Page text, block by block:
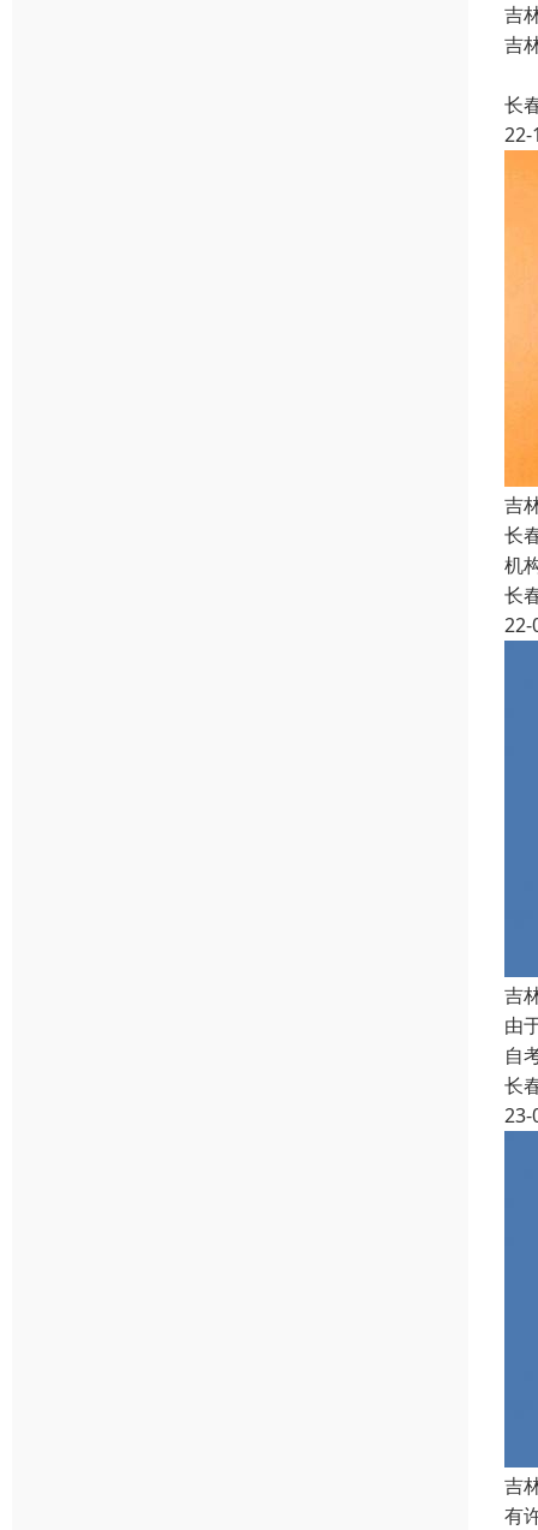
吉
吉
长
22-
吉
长
机
长
22-
吉
由
自
长
23-
吉
有